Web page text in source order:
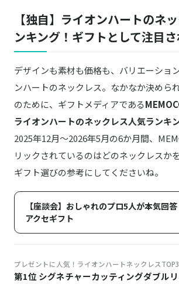
【独自】ライオンハートのネ
ンキング！ギフトとして注目
デザインも素材も価格も、バリエーショ
ンハートのネックレス。なかなか決めら
のために、ギフトメディアである
ライオンハートのネックレス人気ランキ
2025年12月～2026年5月の6か月間、
リックされているのはどのネックレスか
ギフト選びの参考にしてくださいね。
【座談会】おしゃれのプロ5人が本気回
アクセギフト
プレゼントに人気！ライオンハートネックレスTOP3
第1位 シグネチャーカッティングダブル